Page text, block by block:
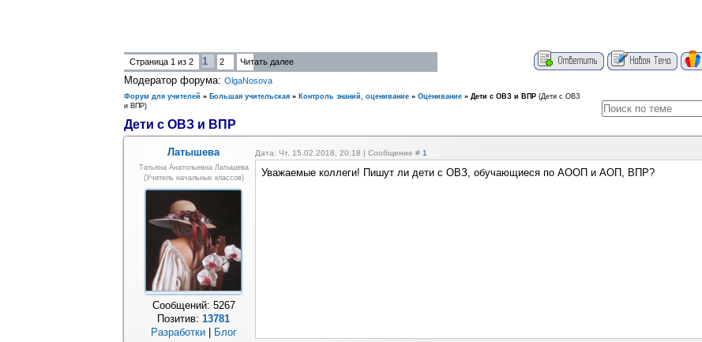
Страница 1 из 2 1 2 Читать далее
Модератор форума: OlgaNosova
Форум для учителей » Большая учительская » Контроль знаний, оценивание » Оценивание » Дети с ОВЗ и ВПР (Дети с ОВЗ
и ВПР)
Дети с ОВЗ и ВПР
Латышева Дата: Чт, 15.02.2018, 20:18 | Сообщение # 1
Татьяна Анатольевна Латышева
(учитель начальных классов)
Сообщений: 5267
Позитив: 13781
Разработки| Блог
Уважаемые коллеги! Пишут ли дети с ОВЗ, обучающиеся по АООП и АОП, ВПР?